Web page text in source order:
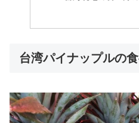
台湾パイナップルの